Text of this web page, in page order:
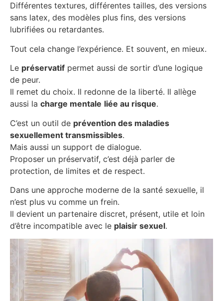
Différentes textures, différentes tailles, des versions
sans latex, des modèles plus fins, des versions
lubrifiées ou retardantes.
Tout cela change l’expérience. Et souvent, en mieux.
Le préservatif permet aussi de sortir d’une logique
de peur.
Il remet du choix. Il redonne de la liberté. Il allège
aussi la charge mentale liée au risque.
C’est un outil de prévention des maladies
sexuellement transmissibles.
Mais aussi un support de dialogue.
Proposer un préservatif, c’est déjà parler de
protection, de limites et de respect.
Dans une approche moderne de la santé sexuelle, il
n’est plus vu comme un frein.
Il devient un partenaire discret, présent, utile et loin
d’être incompatible avec le plaisir sexuel.